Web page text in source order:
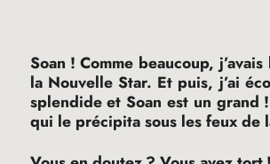
Soan ! Comme beaucoup,
la Nouvelle Star. Et puis, j’ai
splendide et Soan est un grand
qui le précipita sous les feux